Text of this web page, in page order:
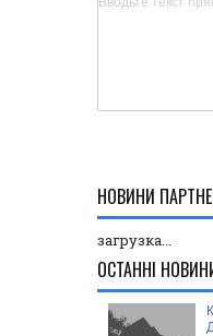
НОВИНИ
загрузка...
ОСТАННІ